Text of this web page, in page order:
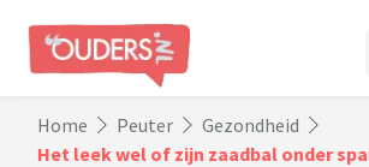
Home Peuter
Gezondheid
Het leek wel of zijn zaadbal onder